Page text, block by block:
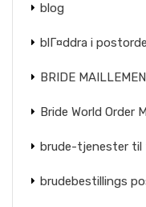
blog
blГ¤ddra i
BRIDE
Bride World Order
brude-tjenester til
brudebestillings